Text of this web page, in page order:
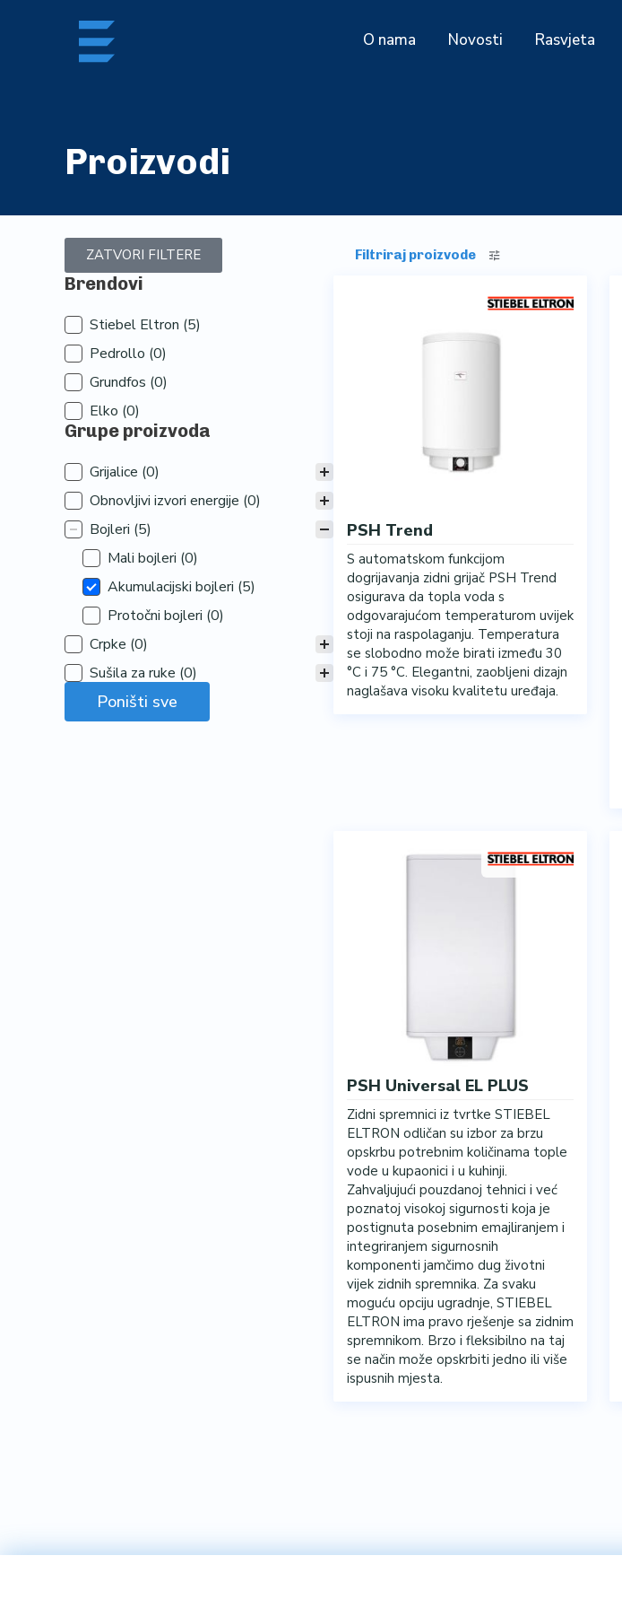
O nama Novosti Rasvjeta
Proizvodi
ZATVORI FILTERE
Brendovi
Brendovi
Stiebel Eltron (5)
Pedrollo (0)
Grundfos (0)
Elko (0)
Grupe proizvoda
Grupe proizvoda
Grijalice (0)
Obnovljivi izvori energije (0)
Bojleri (5)
Mali bojleri (0)
Akumulacijski bojleri (5)
Protočni bojleri (0)
Crpke (0)
Sušila za ruke (0)
Poništi sve
Filtriraj proizvode
PSH Trend
S automatskom funkcijom
dogrijavanja zidni grijač PSH Trend
osigurava da topla voda s
odgovarajućom temperaturom uvijek
stoji na raspolaganju. Temperatura
se slobodno može birati između 30
°C i 75 °C. Elegantni, zaobljeni dizajn
naglašava visoku kvalitetu uređaja.
PSH Universal EL PLUS
Zidni spremnici iz tvrtke STIEBEL
ELTRON odličan su izbor za brzu
opskrbu potrebnim količinama tople
vode u kupaonici i u kuhinji.
Zahvaljujući pouzdanoj tehnici i već
poznatoj visokoj sigurnosti koja je
postignuta posebnim emajliranjem i
integriranjem sigurnosnih
komponenti jamčimo dug životni
vijek zidnih spremnika. Za svaku
moguću opciju ugradnje, STIEBEL
ELTRON ima pravo rješenje sa zidnim
spremnikom. Brzo i fleksibilno na taj
se način može opskrbiti jedno ili više
ispusnih mjesta.